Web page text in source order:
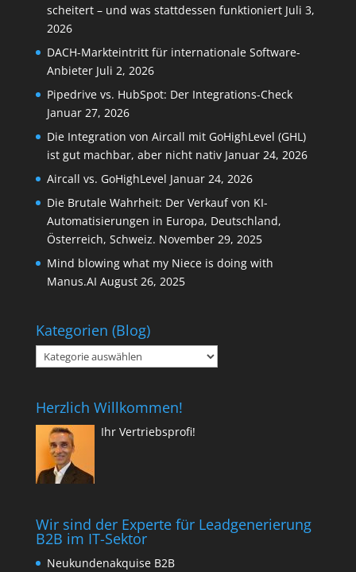
scheitert – und was stattdessen funktioniert Juli 3,
2026
DACH-Markteintritt für internationale Software-
Anbieter Juli 2, 2026
Pipedrive vs. HubSpot: Der Integrations-Check
Januar 27, 2026
Die Integration von Aircall mit GoHighLevel (GHL)
ist gut machbar, aber nicht nativ Januar 24, 2026
Aircall vs. GoHighLevel Januar 24, 2026
Die Brutale Wahrheit: Der Verkauf von KI-
Automatisierungen in Europa, Deutschland,
Österreich, Schweiz. November 29, 2025
Mind blowing what my Niece is doing with
Manus.AI August 26, 2025
Kategorien (Blog)
Kategorien
(Blog)
Herzlich Willkommen!
Ihr Vertriebsprofi!
Wir sind der Experte für Leadgenerierung
B2B im IT-Sektor
Neukundenakquise B2B